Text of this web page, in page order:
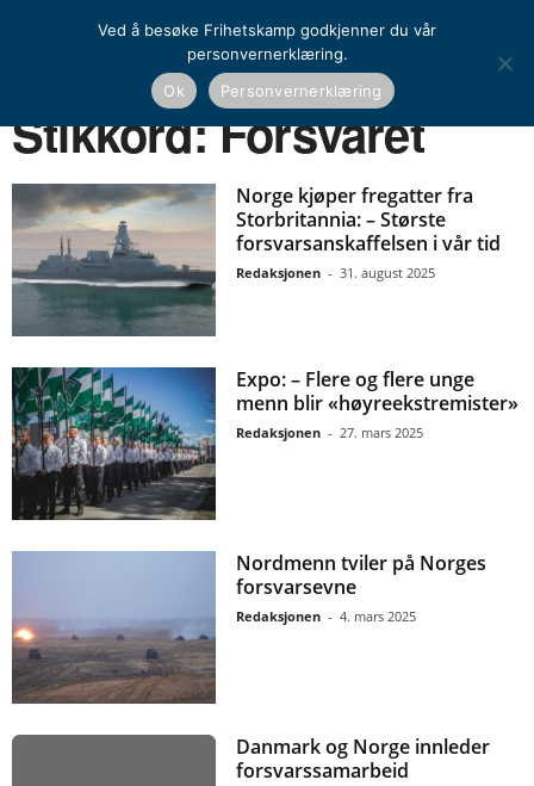
Forsvaret
Stikkord: Forsvaret
Norge kjøper fregatter fra
Storbritannia: – Største
forsvarsanskaffelsen i vår tid
Redaksjonen - 31. august 2025
Expo: – Flere og flere unge
menn blir «høyreekstremister»
Redaksjonen - 27. mars 2025
Nordmenn tviler på Norges
forsvarsevne
Redaksjonen - 4. mars 2025
Danmark og Norge innleder
forsvarssamarbeid
Ved å besøke Frihetskamp godkjenner du vår
personvernerklæring.
Ok
Personvernerklæring